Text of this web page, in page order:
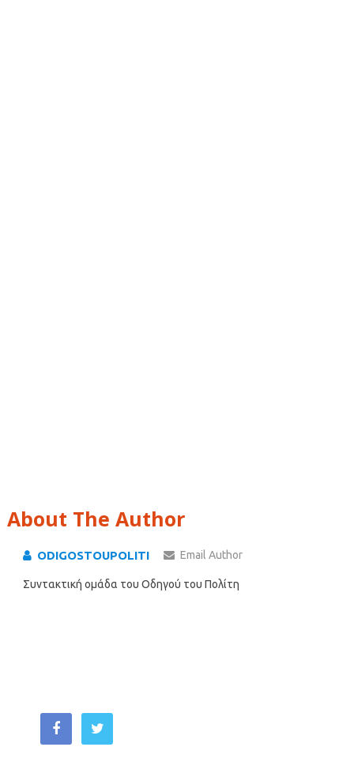
About The Author
ODIGOSTOUPOLITI Email Author
Συντακτική ομάδα του Οδηγού του Πολίτη